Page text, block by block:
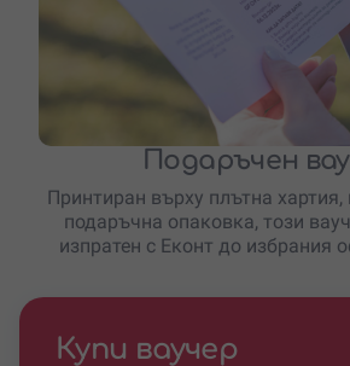
Подаръчен
Принтиран върху плътна хартия,
подаръчна опаковка, този
изпратен с Еконт до избрания
Купи ваучер